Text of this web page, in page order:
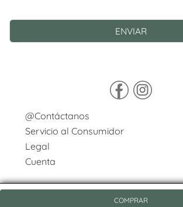
COMPRAR
@Contáctanos
Servicio al Consumidor
Legal
Cuenta
© Copyright 2026 / Pasqualini